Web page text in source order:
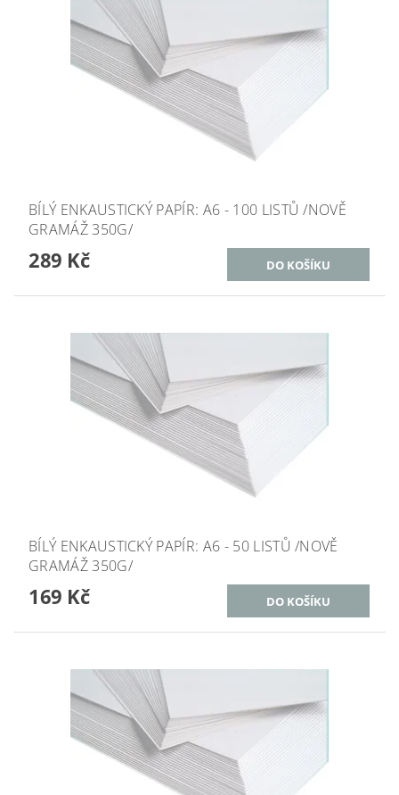
BÍLÝ ENKAUSTICKÝ PAPÍR: A6 - 100 LISTŮ /NOVĚ
GRAMÁŽ 350G/
289 Kč
BÍLÝ ENKAUSTICKÝ PAPÍR: A6 - 50 LISTŮ /NOVĚ
GRAMÁŽ 350G/
169 Kč